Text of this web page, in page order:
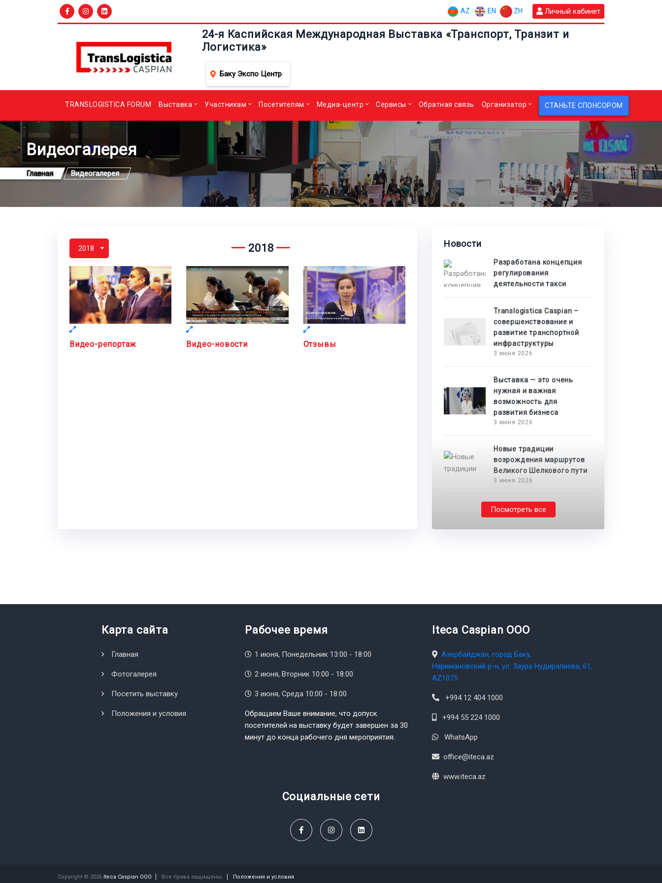
AZ EN ZH Личный кабинет
24-я Каспийская Международная Выставка «Транспорт, Транзит и
Логистика»
Баку Экспо Центр
TRANSLOGISTICA FORUM Выставка Участникам Посетителям Медиа-центр Сервисы Обратная связь Организатор СТАНЬТЕ СПОНСОРОМ
Видеогалерея
Главная Видеогалерея
2018 2018
Видео-репортаж Видео-новости Отзывы
Новости
Разработана концепция
регулирования
деятельности такси
Translogistica Caspian –
совершенствование и
развитие транспортной
инфраструктуры
3 июня 2026
Выставка — это очень
нужная и важная
возможность для
развития бизнеса
3 июня 2026
Новые традиции
возрождения маршрутов
Великого Шелкового пути
3 июня 2026
Посмотреть все
Карта сайта
Главная
Фотогалерея
Посетить выставку
Положения и условия
Рабочее время
1 июня, Понедельник 13:00 - 18:00
2 июня, Вторник 10:00 - 18:00
3 июня, Среда 10:00 - 18:00
Обращаем Ваше внимание, что допуск
посетителей на выставку будет завершен за 30
минут до конца рабочего дня мероприятия.
Iteca Caspian OOO
Азербайджан, город Баку,
Наримановский р-н, ул. Заура Нудиралиева, 61,
AZ1075
+994 12 404 1000
+994 55 224 1000
WhatsApp
office@iteca.az
www.iteca.az
Социальные сети
Copyright © 2026 Iteca Caspian OOO Все права защищены. Положения и условия